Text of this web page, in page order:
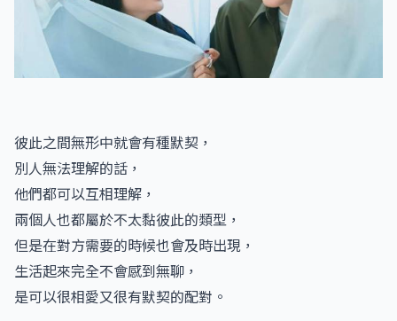
彼此之間無形中就會有種默契，
別人無法理解的話，
他們都可以互相理解，
兩個人也都屬於不太黏彼此的類型，
但是在對方需要的時候也會及時出現，
生活起來完全不會感到無聊，
是可以很相愛又很有默契的配對。